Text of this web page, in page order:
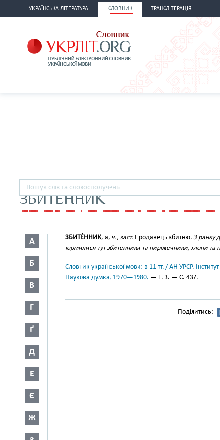
УКРАЇНСЬКА ЛІТЕРАТУРА СЛОВНИК ТРАНСЛІТЕРАЦІЯ
ЗБИТЕННИК
А
Б
В
Г
Ґ
Д
Е
Є
Ж
ЗБИТЕ́ННИК, а, ч., заст. Продавець збитню. З ранку
юрмилися тут збитенники та пиріжечники, хлопи та
Словник української мови: в 11 тт. / АН УРСР.
Наукова думка, 1970—1980. — Т. 3. — С. 437.
Поділитись: